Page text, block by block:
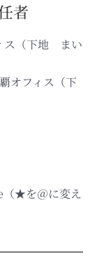
者
ス（下地 まい
オフィス（下
★を＠に変え